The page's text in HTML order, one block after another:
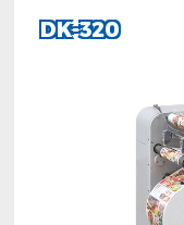
DK-320